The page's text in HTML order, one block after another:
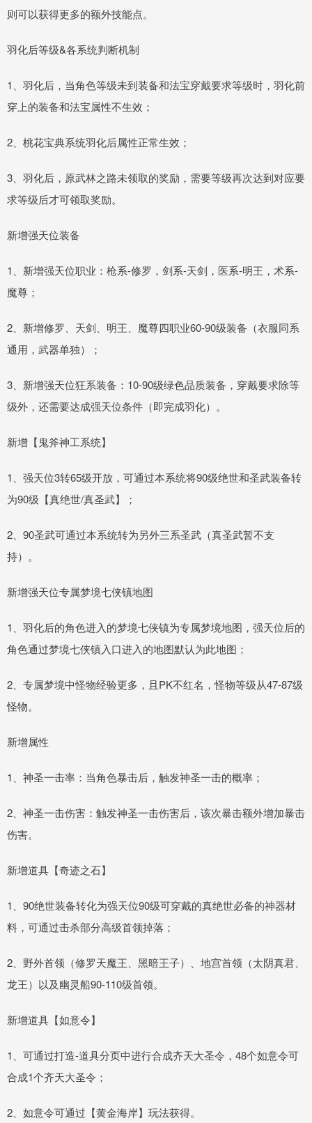
则可以获得更多的额外技能点。
羽化后等级&各系统判断机制
1、羽化后，当角色等级未到装备和法宝穿戴要求等级时，羽化前
穿上的装备和法宝属性不生效；
2、桃花宝典系统羽化后属性正常生效；
3、羽化后，原武林之路未领取的奖励，需要等级再次达到对应要
求等级后才可领取奖励。
新增强天位装备
1、新增强天位职业：枪系-修罗，剑系-天剑，医系-明王，术系-
魔尊；
2、新增修罗、天剑、明王、魔尊四职业60-90级装备（衣服同系
通用，武器单独）；
3、新增强天位狂系装备：10-90级绿色品质装备，穿戴要求除等
级外，还需要达成强天位条件（即完成羽化）。
新增【鬼斧神工系统】
1、强天位3转65级开放，可通过本系统将90级绝世和圣武装备转
为90级【真绝世/真圣武】；
2、90圣武可通过本系统转为另外三系圣武（真圣武暂不支
持）。
新增强天位专属梦境七侠镇地图
1、羽化后的角色进入的梦境七侠镇为专属梦境地图，强天位后的
角色通过梦境七侠镇入口进入的地图默认为此地图；
2、专属梦境中怪物经验更多，且PK不红名，怪物等级从47-87级
怪物。
新增属性
1、神圣一击率：当角色暴击后，触发神圣一击的概率；
2、神圣一击伤害：触发神圣一击伤害后，该次暴击额外增加暴击
伤害。
新增道具【奇迹之石】
1、90绝世装备转化为强天位90级可穿戴的真绝世必备的神器材
料，可通过击杀部分高级首领掉落；
2、野外首领（修罗天魔王、黑暗王子）、地宫首领（太阴真君、
龙王）以及幽灵船90-110级首领。
新增道具【如意令】
1、可通过打造-道具分页中进行合成齐天大圣令，48个如意令可
合成1个齐天大圣令；
2、如意令可通过【黄金海岸】玩法获得。